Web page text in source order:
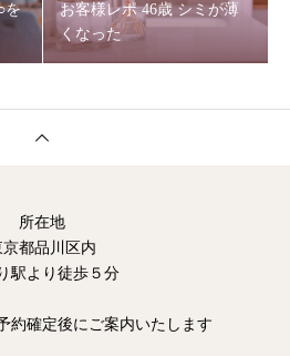
を
お客様レポ 46歳 シミが薄
くなった
所在地
京都品川区内
駅より徒歩５分
約確定後にご案内いたします